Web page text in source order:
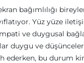
bağımlılığı
Yüz yüze
ve duygusal
duygu ve
ederken, bu durum